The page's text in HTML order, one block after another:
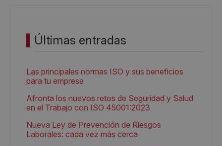
Últimas entradas
Las principales normas ISO y sus beneficios
para tu empresa
Afronta los nuevos retos de Seguridad y Salud
en el Trabajo con ISO 45001:2023
Nueva Ley de Prevención de Riesgos
Laborales: cada vez más cerca